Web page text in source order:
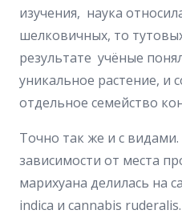
изучения, наука
шелковичных, то
результате учёные
уникальное растение, и
отдельное семейство
Точно так же и с
зависимости от места
марихуана делилась на
indica и cannabis